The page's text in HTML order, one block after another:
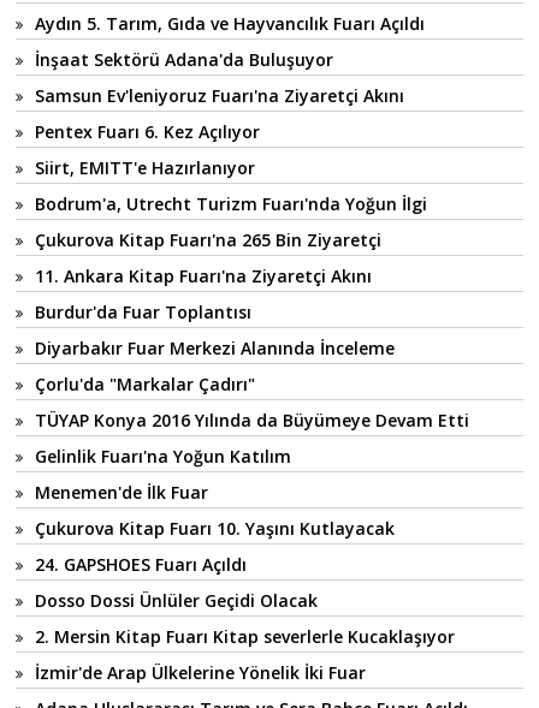
Aydın 5. Tarım, Gıda ve Hayvancılık Fuarı Açıldı
İnşaat Sektörü Adana'da Buluşuyor
Samsun Ev'leniyoruz Fuarı'na Ziyaretçi Akını
Pentex Fuarı 6. Kez Açılıyor
Siirt, EMITT'e Hazırlanıyor
Bodrum'a, Utrecht Turizm Fuarı'nda Yoğun İlgi
Çukurova Kitap Fuarı'na 265 Bin Ziyaretçi
11. Ankara Kitap Fuarı'na Ziyaretçi Akını
Burdur'da Fuar Toplantısı
Diyarbakır Fuar Merkezi Alanında İnceleme
Çorlu'da "Markalar Çadırı"
TÜYAP Konya 2016 Yılında da Büyümeye Devam Etti
Gelinlik Fuarı'na Yoğun Katılım
Menemen'de İlk Fuar
Çukurova Kitap Fuarı 10. Yaşını Kutlayacak
24. GAPSHOES Fuarı Açıldı
Dosso Dossi Ünlüler Geçidi Olacak
2. Mersin Kitap Fuarı Kitap severlerle Kucaklaşıyor
İzmir'de Arap Ülkelerine Yönelik İki Fuar